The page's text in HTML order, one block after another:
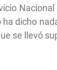
ha dicho
se llevó